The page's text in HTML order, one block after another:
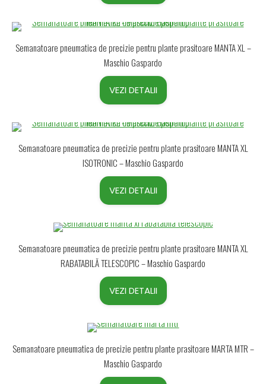
Semanatoare pneumatica de precizie pentru plante prasitoare MANTA XL –
Maschio Gaspardo
VEZI DETALII
Semanatoare pneumatica de precizie pentru plante prasitoare MANTA XL
ISOTRONIC – Maschio Gaspardo
VEZI DETALII
Semanatoare pneumatica de precizie pentru plante prasitoare MANTA XL
RABATABILĂ TELESCOPIC – Maschio Gaspardo
VEZI DETALII
Semanatoare pneumatica de precizie pentru plante prasitoare MARTA MTR –
Maschio Gaspardo